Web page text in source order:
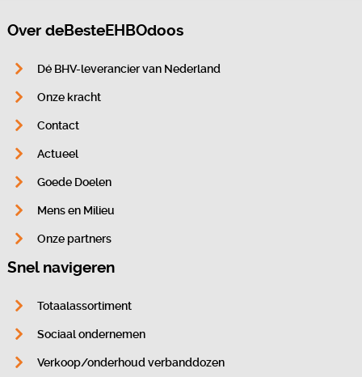
Over deBesteEHBOdoos
Dé BHV-leverancier van Nederland
Onze kracht
Contact
Actueel
Goede Doelen
Mens en Milieu
Onze partners
Snel navigeren
Totaalassortiment
Sociaal ondernemen
Verkoop/onderhoud verbanddozen